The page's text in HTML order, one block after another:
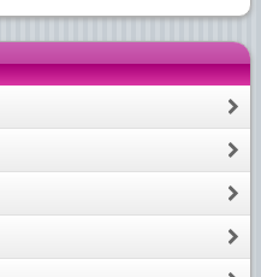
て 磯辺 一
集まり５０周年記念行事を
した結果、緑高管弦学部の
て会場で流すこととしまし
な横浜駅西口に近い施設を
以上入ると、既設の音響設